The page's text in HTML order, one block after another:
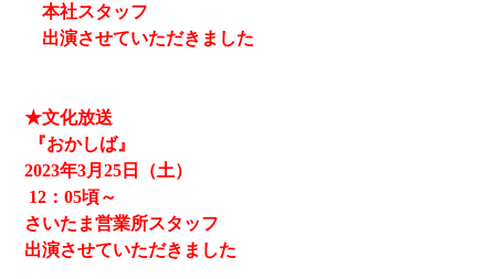
本社スタッフ
出演させていただきました
★文化放送
『おかしば』
2023年3月25日（土）
12 ：05頃～
さいたま営業所スタッフ
出演させていただきました